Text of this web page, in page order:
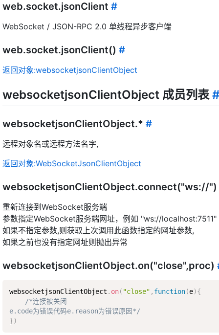
web.socket.jsonClient #
WebSocket / JSON-RPC 2.0 单线程异步客户端
web.socket.jsonClient() #
返回对象:websocketjsonClientObject
websocketjsonClientObject 成员列表#
websocketjsonClientObject.* #
远程对象名或远程方法名字,
返回对象:WebSocketJsonClientObject
websocketjsonClientObject.connect("ws://")
重新连接到WebSocket服务端
参数指定WebSocket服务端网址，例如 "ws://localhost:7511"
如果不指定参数,则获取上次调用此函数指定的网址参数,
如果之前也没有指定网址则抛出异常
websocketjsonClientObject.on("close",proc)
websocketjsonClientObject . on( "close" , function(e){
/*连接被关闭
e.code为错误代码e.reason为错误原因*/
})